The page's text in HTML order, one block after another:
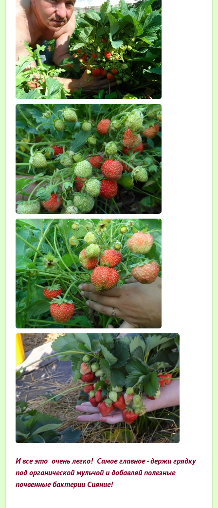
И все это очень легко! Самое главное - держи грядку
под органической мульчой и добавляй полезные
почвенные бактерии Сияние!